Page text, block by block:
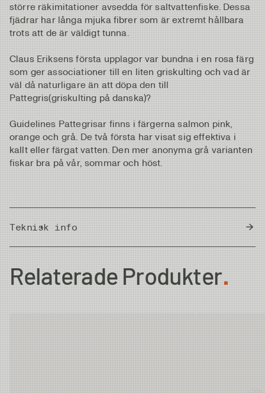
större räkimitationer avsedda för saltvattenfiske. Dessa
fjädrar har långa mjuka fibrer som är extremt hållbara
trots att de är väldigt tunna.
Claus Eriksens första upplagor var bundna i en rosa färg
som ger associationer till en liten griskulting och vad är
väl då naturligare än att döpa den till
Pattegris(griskulting på danska)?
Guidelines Pattegrisar finns i färgerna salmon pink,
orange och grå. De två första har visat sig effektiva i
kallt eller färgat vatten. Den mer anonyma grå varianten
fiskar bra på vår, sommar och höst.
Teknisk info
Country of Origin Thailand
Relaterade Produkter